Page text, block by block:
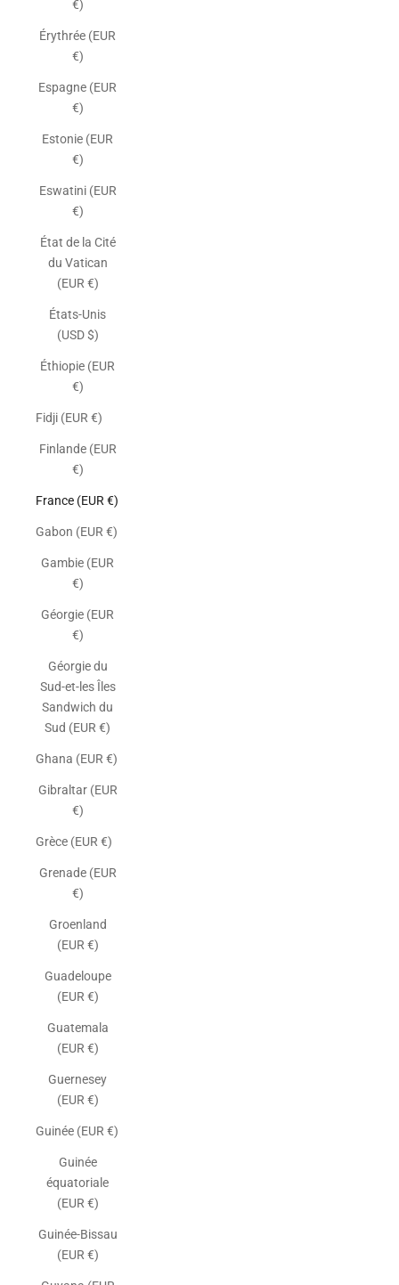
€)
Érythrée (EUR
€)
Espagne (EUR
€)
Estonie (EUR
€)
Eswatini (EUR
€)
État de la Cité
du Vatican
(EUR €)
États-Unis
(USD $)
Éthiopie (EUR
€)
Fidji (EUR €)
Finlande (EUR
€)
France (EUR €)
Gabon (EUR €)
Gambie (EUR
€)
Géorgie (EUR
€)
Géorgie du
Sud-et-les Îles
Sandwich du
Sud (EUR €)
Ghana (EUR €)
Gibraltar (EUR
€)
Grèce (EUR €)
Grenade (EUR
€)
Groenland
(EUR €)
Guadeloupe
(EUR €)
Guatemala
(EUR €)
Guernesey
(EUR €)
Guinée (EUR €)
Guinée
équatoriale
(EUR €)
Guinée-Bissau
(EUR €)